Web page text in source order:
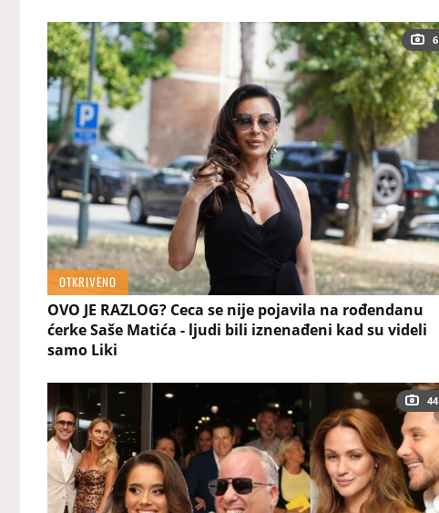
6
OTKRIVENO
OVO JE RAZLOG? Ceca se nije pojavila na rođendanu
ćerke Saše Matića - ljudi bili iznenađeni kad su videli
samo Liki
44